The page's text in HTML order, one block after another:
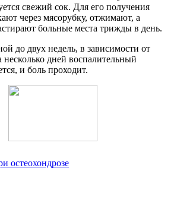
свежий сок. Для его получения
через мясорубку, отжимают, а
больные места трижды в день.
до двух недель, в зависимости от
дней воспалительный
и боль проходит.
остеохондрозе